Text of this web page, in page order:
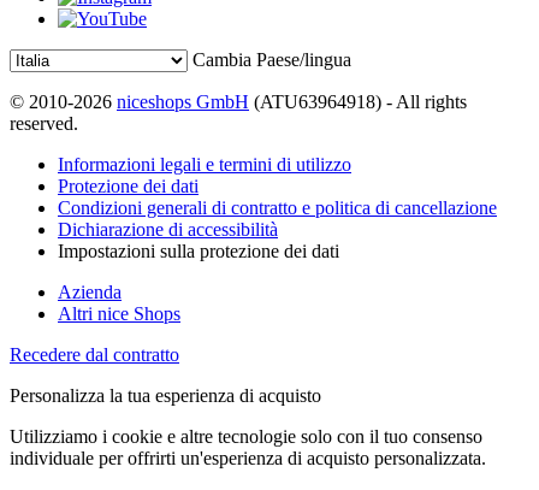
Cambia Paese/lingua
© 2010-2026 niceshops GmbH (ATU63964918) - All rights
reserved.
Informazioni legali e termini di utilizzo
Protezione dei dati
Condizioni generali di contratto e politica di cancellazione
Dichiarazione di accessibilità
Impostazioni sulla protezione dei dati
Azienda
Altri nice Shops
Recedere dal contratto
Personalizza la tua esperienza di acquisto
Utilizziamo i cookie e altre tecnologie solo con il tuo consenso
individuale per offrirti un'esperienza di acquisto personalizzata.